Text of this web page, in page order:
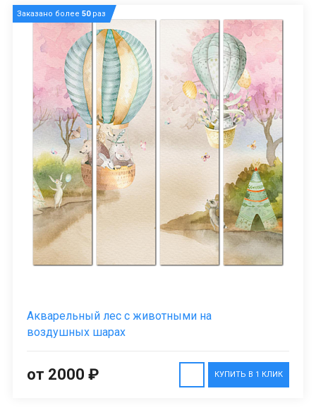
Заказано более 50раз
Акварельный лес с животными на
воздушных шарах
КУПИТЬ В 1 КЛИК
от 2000 ₽